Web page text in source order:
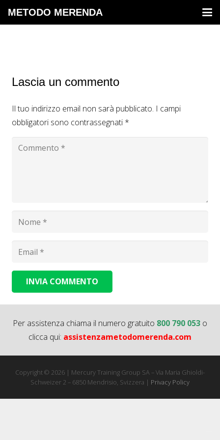
METODO MERENDA
Lascia un commento
Il tuo indirizzo email non sarà pubblicato. I campi
obbligatori sono contrassegnati *
INVIA COMMENTO
Per assistenza chiama il numero gratuito 800 790 053 o
clicca qui: assistenzametodomerenda.com
Copyright © 2026 | Mercury Training Group SA – Via Maria Ghioldi-
Schweizer 2 – 6850 Mendrisio, Svizzera | Privacy Policy